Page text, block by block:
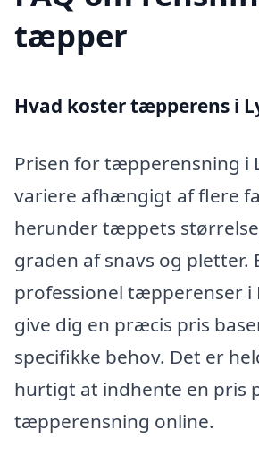
tæpper
Hvad koster tæpperens i
Prisen for tæpperensning i
variere afhængigt af flere
herunder tæppets
graden af snavs og pletter.
professionel tæpperenser i
give dig en præcis pris
specifikke behov. Det er
hurtigt at indhente en pris
tæpperensning online.